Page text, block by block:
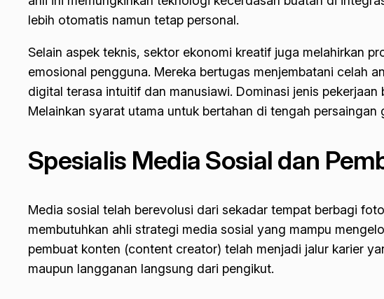
lebih otomatis namun tetap personal.
Selain aspek teknis, sektor ekonomi kreatif juga melahirkan
emosional pengguna. Mereka bertugas menjembatani celah
digital terasa intuitif dan manusiawi. Dominasi jenis
Melainkan syarat utama untuk bertahan di tengah persaingan
Spesialis Media Sosial dan
Media sosial telah berevolusi dari sekadar tempat berbagi
membutuhkan ahli strategi media sosial yang mampu
pembuat konten (content creator) telah menjadi jalur karier
maupun langganan langsung dari pengikut.